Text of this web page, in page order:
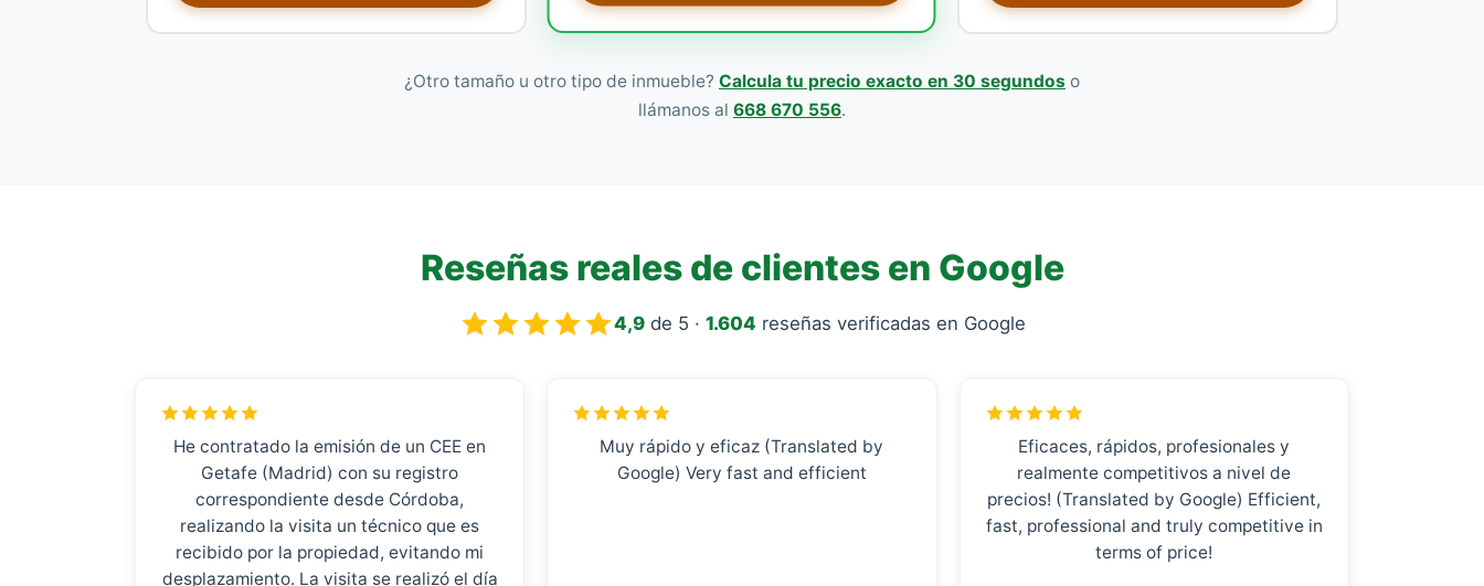
¿Otro tamaño u otro tipo de inmueble? Calcula tu precio exacto en 30 segundos o
llámanos al 668 670 556.
Reseñas reales de clientes en Google
4,9de 5 · 1.604 reseñas verificadas en Google
He contratado la emisión de un CEE en
Getafe (Madrid) con su registro
correspondiente desde Córdoba,
realizando la visita un técnico que es
recibido por la propiedad, evitando mi
desplazamiento. La visita se realizó el día
Muy rápido y eficaz (Translated by
Google) Very fast and efficient
Eficaces, rápidos, profesionales y
realmente competitivos a nivel de
precios! (Translated by Google) Efficient,
fast, professional and truly competitive in
terms of price!